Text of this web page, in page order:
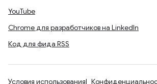
YouTube
Chrome для разработчиков на LinkedIn
Код для фида RSS
Условия использования